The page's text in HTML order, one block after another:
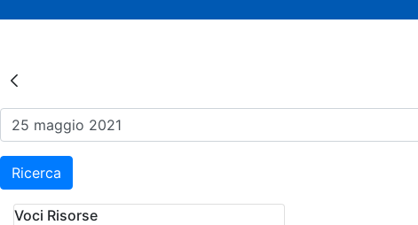
Risultati della Ricerca - Eventi
Ricerca
Voci Risorse